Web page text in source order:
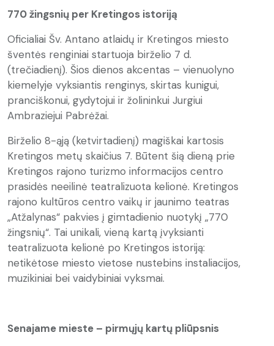
770 žingsnių per Kretingos istoriją
Oficialiai Šv. Antano atlaidų ir Kretingos miesto
šventės renginiai startuoja birželio 7 d.
(trečiadienį). Šios dienos akcentas – vienuolyno
kiemelyje vyksiantis renginys, skirtas kunigui,
pranciškonui, gydytojui ir žolininkui Jurgiui
Ambraziejui Pabrėžai.
Birželio 8-ąją (ketvirtadienį) magiškai kartosis
Kretingos metų skaičius 7. Būtent šią dieną prie
Kretingos rajono turizmo informacijos centro
prasidės neeilinė teatralizuota kelionė. Kretingos
rajono kultūros centro vaikų ir jaunimo teatras
„Atžalynas“ pakvies į gimtadienio nuotykį „770
žingsnių“. Tai unikali, vieną kartą įvyksianti
teatralizuota kelionė po Kretingos istoriją:
netikėtose miesto vietose nustebins instaliacijos,
muzikiniai bei vaidybiniai vyksmai.
Senajame mieste – pirmųjų kartų pliūpsnis